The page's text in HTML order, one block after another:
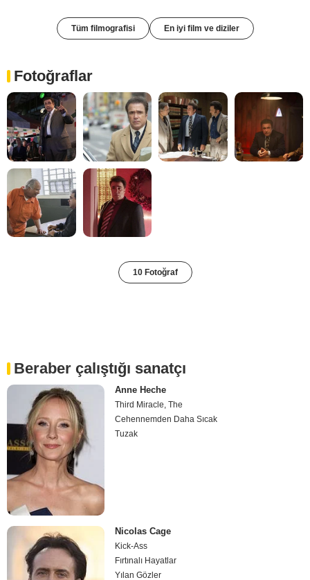
Tüm filmografisi En iyi film ve diziler
Fotoğraflar
10 Fotoğraf
Beraber çalıştığı sanatçı
Anne Heche
Third Miracle, The
Cehennemden Daha Sıcak
Tuzak
Nicolas Cage
Kick-Ass
Fırtınalı Hayatlar
Yılan Gözler